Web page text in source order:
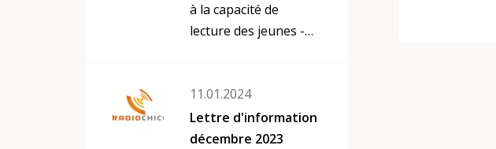
à la capacité de
lecture des jeunes -
montré une
compréhension
insuffisante de la
11.01.2024
Lettre d'information
décembre 2023